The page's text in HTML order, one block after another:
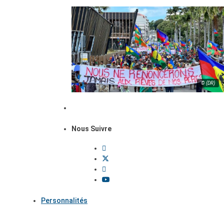
© (DR)
Nous Suivre
Personnalités